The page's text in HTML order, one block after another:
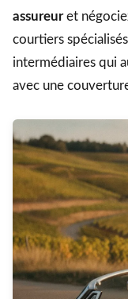
assureuret
courtiers
intermédiaires qui
avec une